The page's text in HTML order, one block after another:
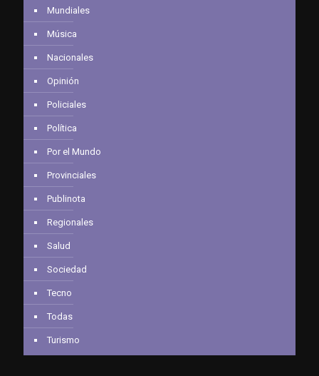
Mundiales
Música
Nacionales
Opinión
Policiales
Política
Por el Mundo
Provinciales
Publinota
Regionales
Salud
Sociedad
Tecno
Todas
Turismo